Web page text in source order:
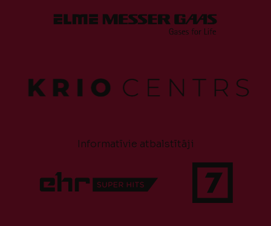
Informatīvie atbalstītāji